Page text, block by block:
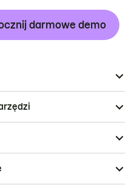
darmowe demo